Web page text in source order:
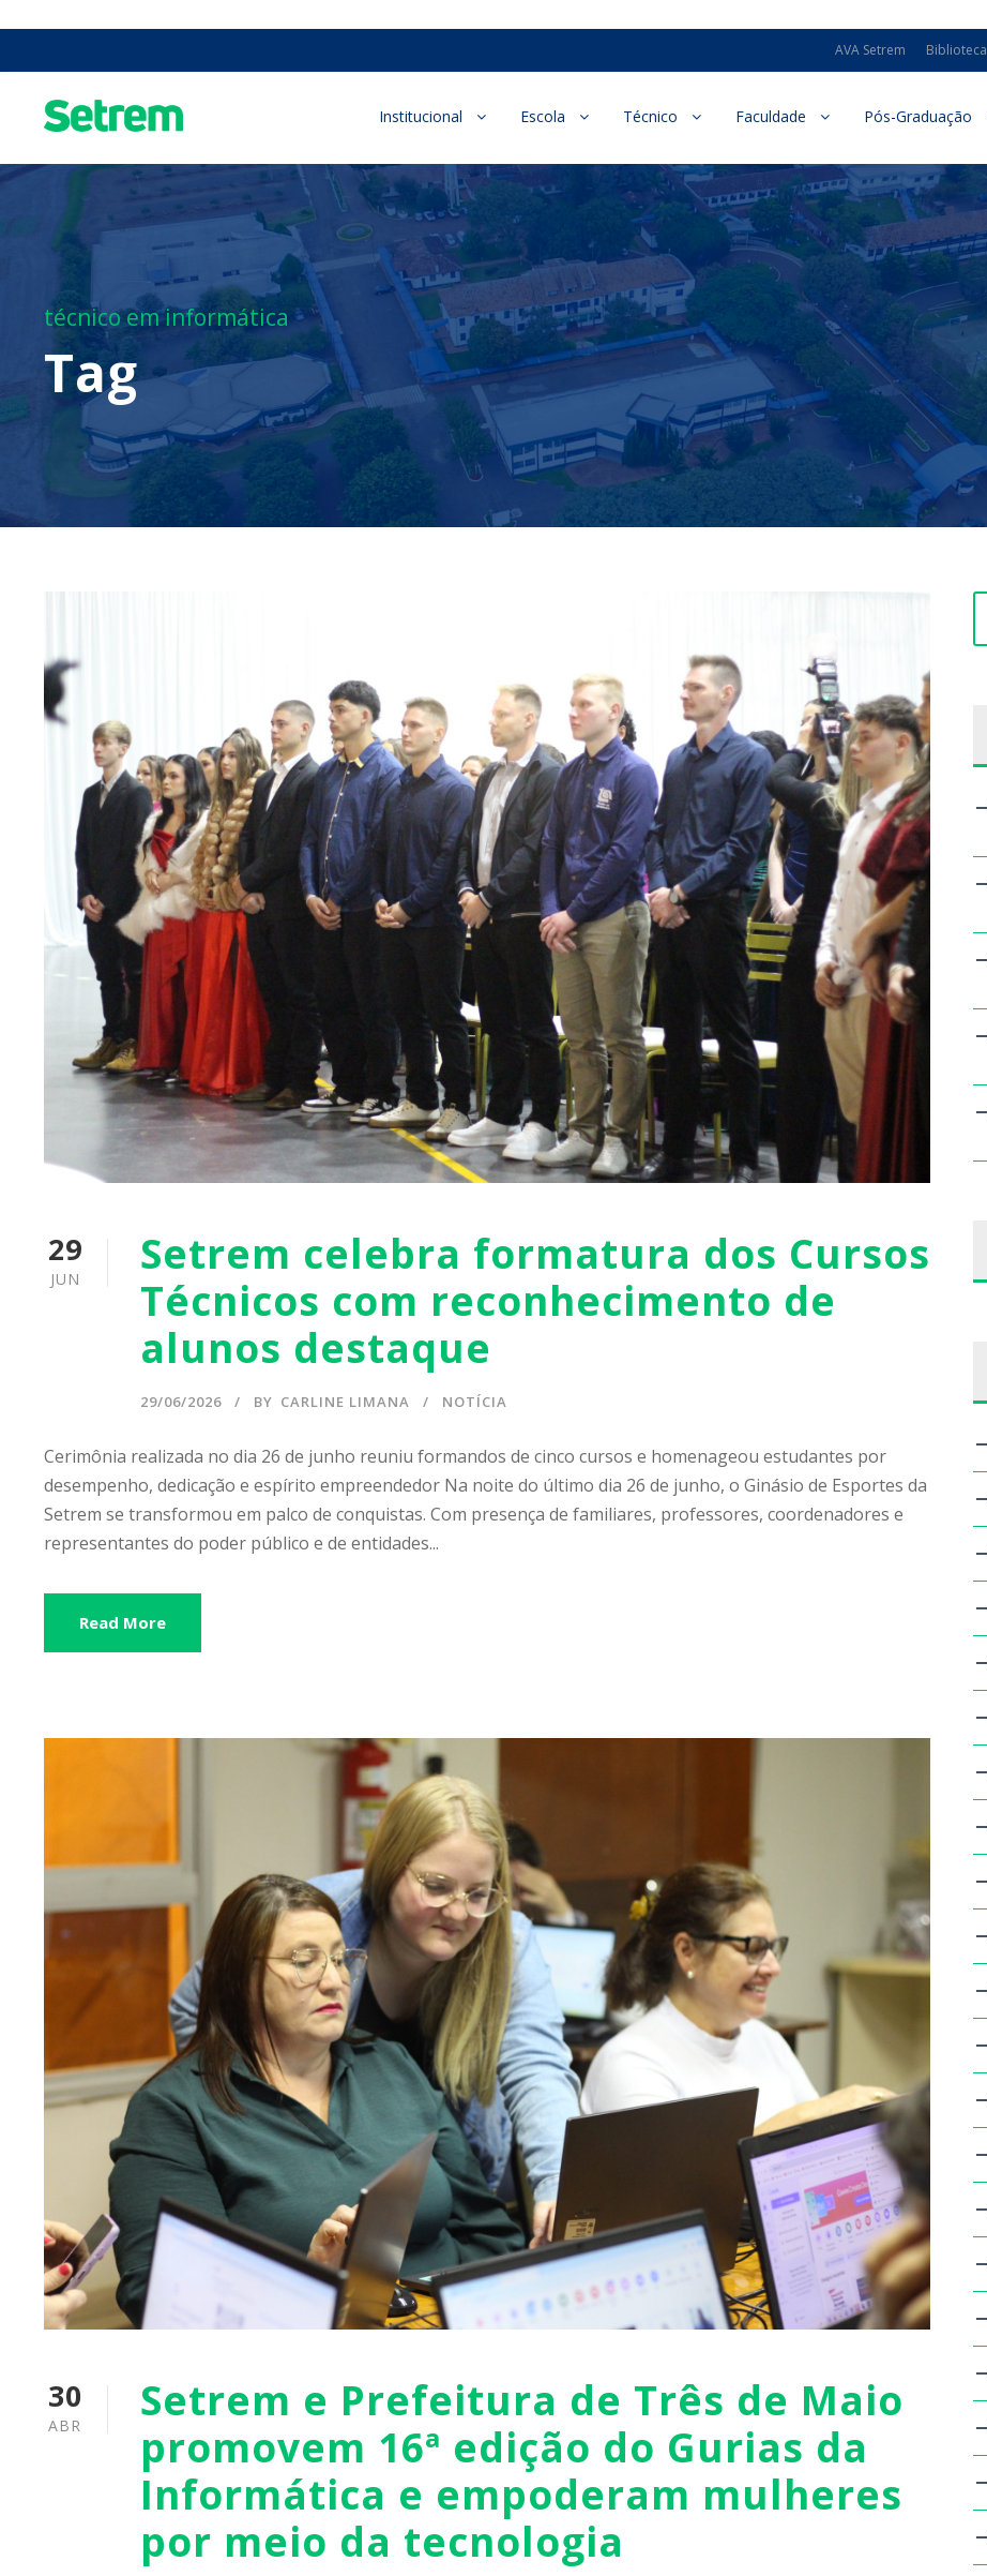
AVA Setrem Biblioteca
Institucional Escola Técnico Faculdade Pós-Graduação
técnico em informática
Tag
29
JUN
Setrem celebra formatura dos Cursos
Técnicos com reconhecimento de
alunos destaque
29/06/2026 BY CARLINE LIMANA NOTÍCIA
Cerimônia realizada no dia 26 de junho reuniu formandos de cinco cursos e homenageou estudantes por
desempenho, dedicação e espírito empreendedor Na noite do último dia 26 de junho, o Ginásio de Esportes da
Setrem se transformou em palco de conquistas. Com presença de familiares, professores, coordenadores e
representantes do poder público e de entidades...
Read More
30
ABR
Setrem e Prefeitura de Três de Maio
promovem 16ª edição do Gurias da
Informática e empoderam mulheres
por meio da tecnologia